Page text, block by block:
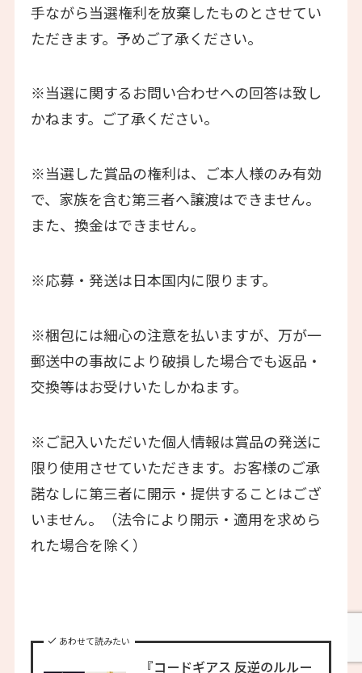
手ながら当選権利を放棄したものとさせてい
ただきます。予めご了承ください。
※当選に関するお問い合わせへの回答は致し
かねます。ご了承ください。
※当選した賞品の権利は、ご本人様のみ有効
で、家族を含む第三者へ譲渡はできません。
また、換金はできません。
※応募・発送は日本国内に限ります。
※梱包には細心の注意を払いますが、万が一
郵送中の事故により破損した場合でも返品・
交換等はお受けいたしかねます。
※ご記入いただいた個人情報は賞品の発送に
限り使用させていただきます。お客様のご承
諾なしに第三者に開示・提供することはござ
いません。（法令により開示・適用を求めら
れた場合を除く）
あわせて読みたい
『コードギアス 反逆のルルー